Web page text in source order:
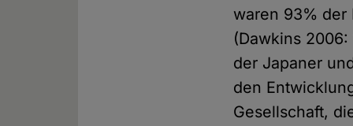
waren 93% der
(Dawkins
der Japaner
den
Gesellschaft,